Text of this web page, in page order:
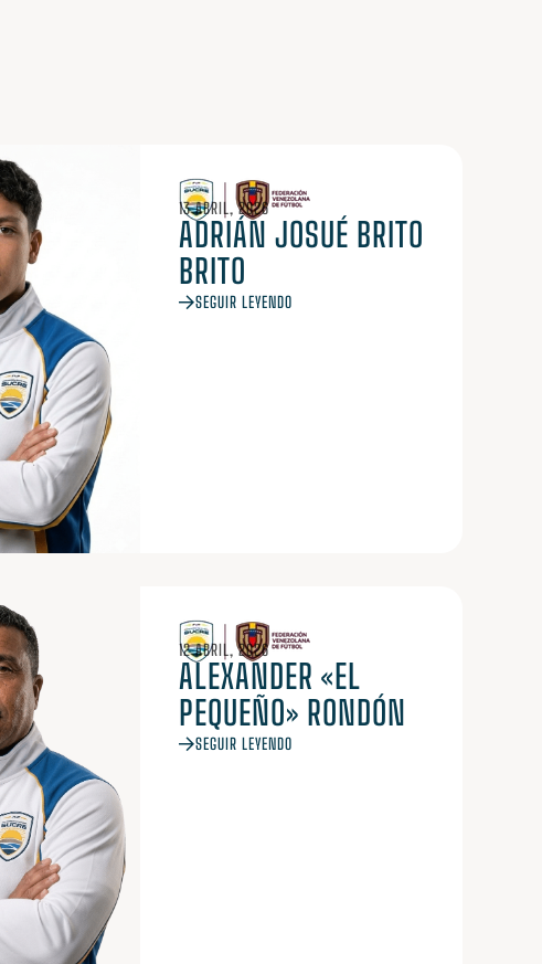
13 ABRIL, 2026
ADRIÁN JOSUÉ BRITO
BRITO
SEGUIR LEYENDO
12 ABRIL, 2026
ALEXANDER «EL
PEQUEÑO» RONDÓN
SEGUIR LEYENDO